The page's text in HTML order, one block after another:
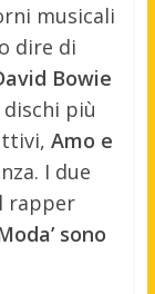
musicali
dire di
Bowie
più
Amo e
I due
rapper
sono